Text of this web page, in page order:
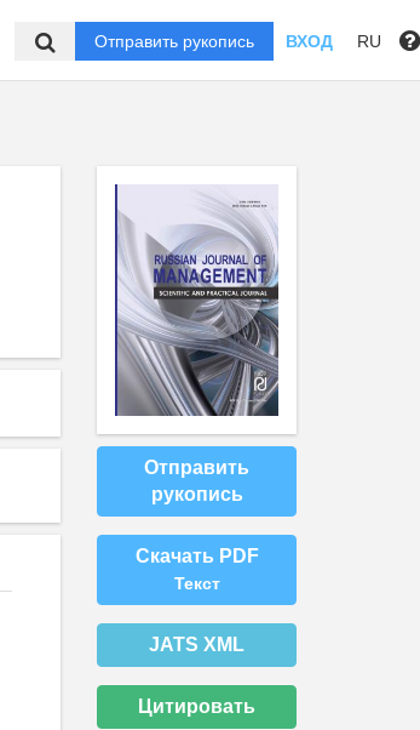
Отправить рукопись ВХОД RU
Отправить
рукопись
Скачать PDF
Текст
JATS XML
Цитировать